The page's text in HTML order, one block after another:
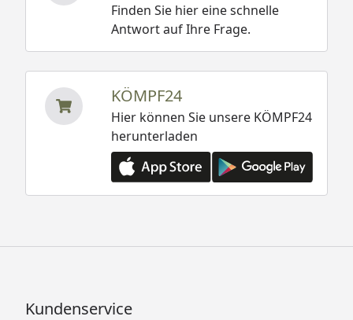
Finden Sie hier eine schnelle
Antwort auf Ihre Frage.
KÖMPF24
Hier können Sie unsere KÖMPF24
herunterladen
Kundenservice